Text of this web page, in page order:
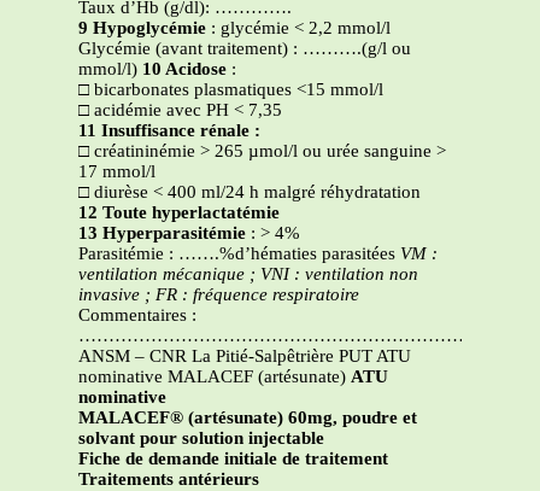
Taux d’Hb (g/dl): ………….
9 Hypoglycémie : glycémie < 2,2 mmol/l
Glycémie (avant traitement) : ……….(g/l ou
mmol/l) 10 Acidose :
□ bicarbonates plasmatiques <15 mmol/l
□ acidémie avec PH < 7,35
11 Insuffisance rénale :
□ créatininémie > 265 µmol/l ou urée sanguine >
17 mmol/l
□ diurèse < 400 ml/24 h malgré réhydratation
12 Toute hyperlactatémie
13 Hyperparasitémie : > 4%
Parasitémie : …….%d’hématies parasitées VM :
ventilation mécanique ; VNI : ventilation non
invasive ; FR : fréquence respiratoire
Commentaires :
ANSM – CNR La Pitié-Salpêtrière PUT ATU
nominative MALACEF (artésunate) ATU
nominative
MALACEF® (artésunate) 60mg, poudre et
solvant pour solution injectable
Fiche de demande initiale de traitement
Traitements antérieurs